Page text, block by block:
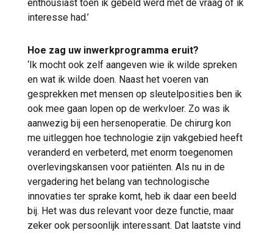
enthousiast toen ik gebeld werd met de vraag of ik
interesse had.’
Hoe zag uw inwerkprogramma eruit?
‘Ik mocht ook zelf aangeven wie ik wilde spreken
en wat ik wilde doen. Naast het voeren van
gesprekken met mensen op sleutelposities ben ik
ook mee gaan lopen op de werkvloer. Zo was ik
aanwezig bij een hersenoperatie. De chirurg kon
me uitleggen hoe technologie zijn vakgebied heeft
veranderd en verbeterd, met enorm toegenomen
overlevingskansen voor patiënten. Als nu in de
vergadering het belang van technologische
innovaties ter sprake komt, heb ik daar een beeld
bij. Het was dus relevant voor deze functie, maar
zeker ook persoonlijk interessant. Dat laatste vind